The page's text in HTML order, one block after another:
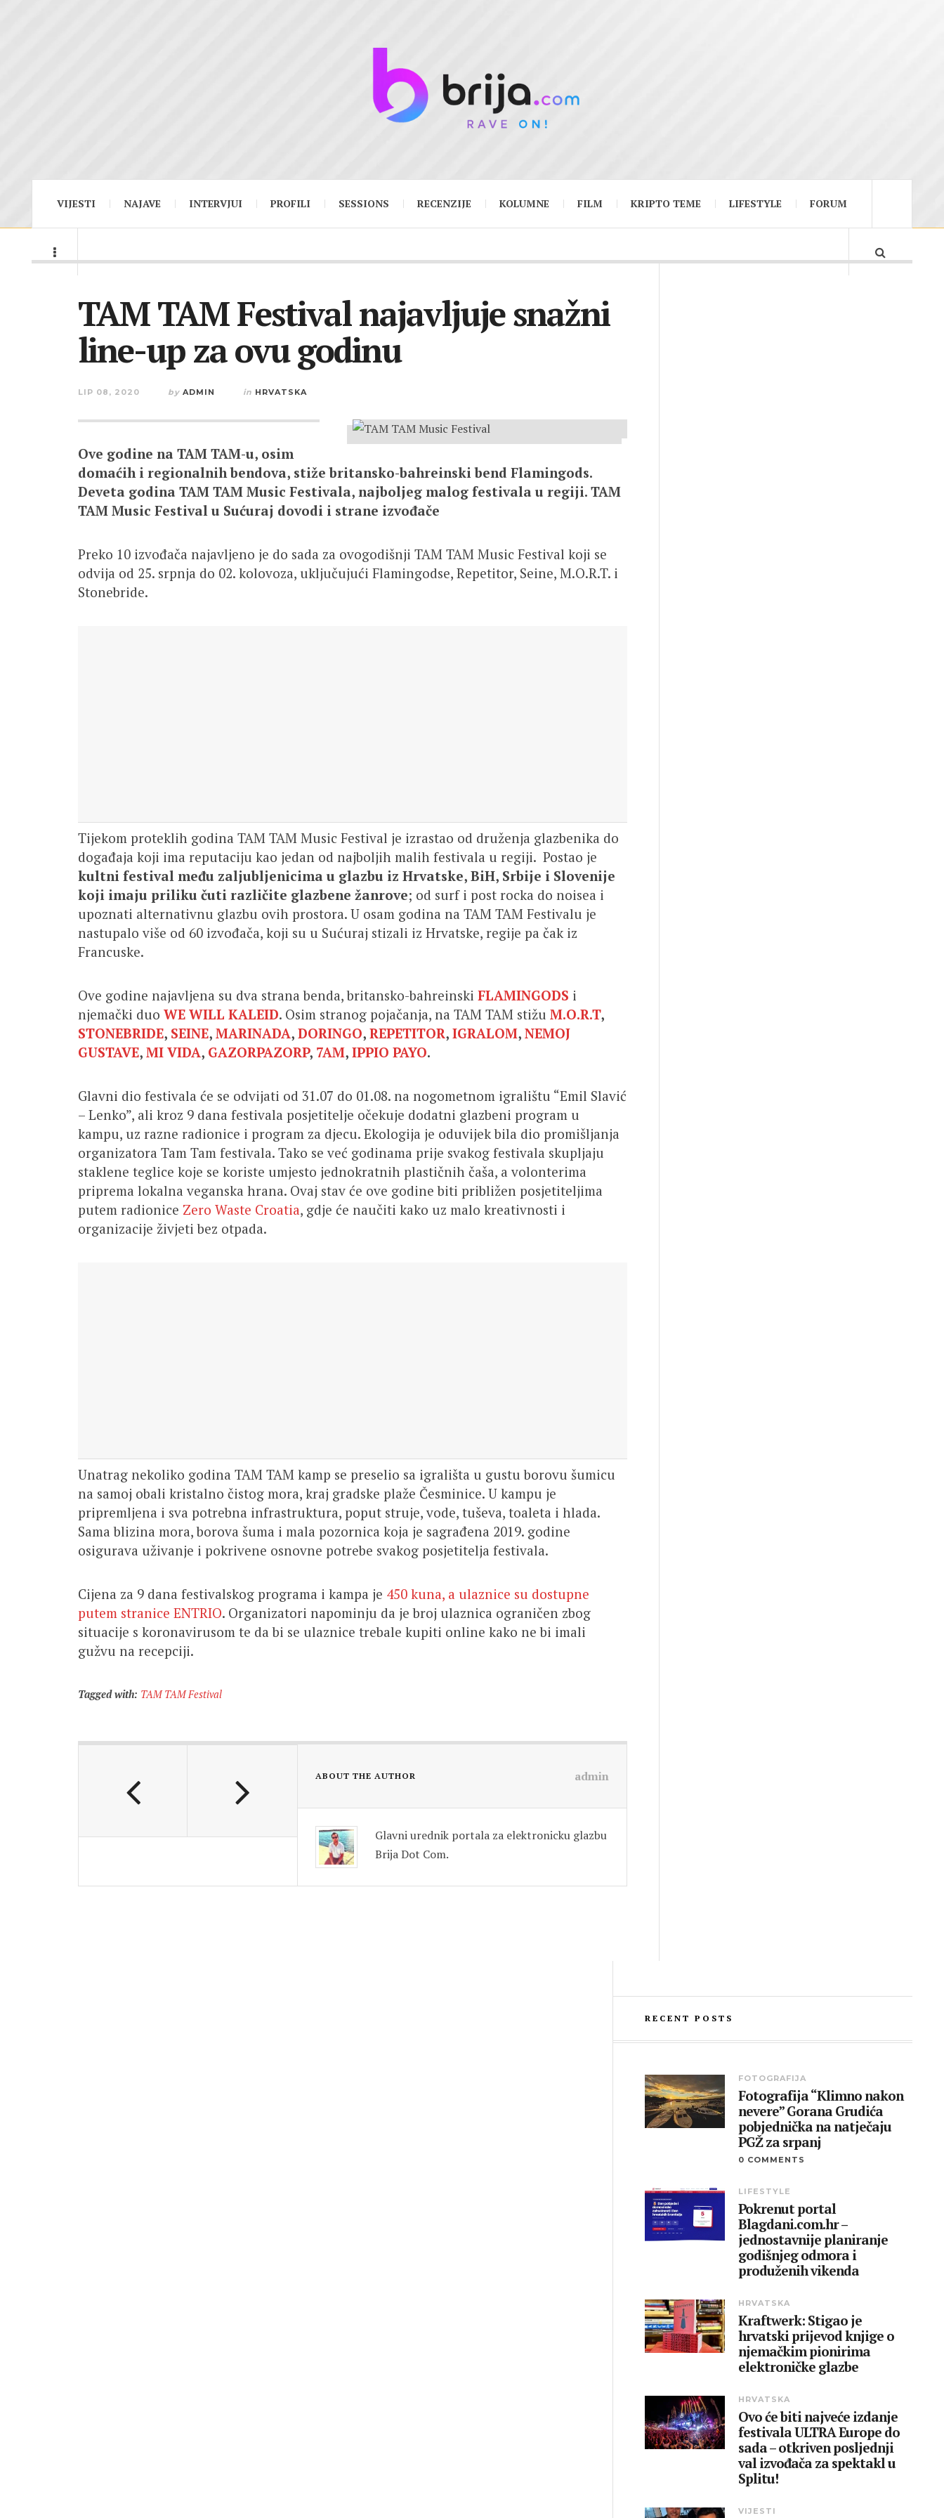
VIJESTI NAJAVE INTERVJUI PROFILI SESSIONS RECENZIJE KOLUMNE FILM KRIPTO TEME LIFESTYLE FORUM
TAM TAM Festival najavljuje snažni
line-up za ovu godinu
LIP 08, 2020 by ADMIN in HRVATSKA
Ove godine na TAM TAM-u, osim
domaćih i regionalnih bendova, stiže britansko-bahreinski bend Flamingods.
Deveta godina TAM TAM Music Festivala, najboljeg malog festivala u regiji. TAM
TAM Music Festival u Sućuraj dovodi i strane izvođače
Preko 10 izvođača najavljeno je do sada za ovogodišnji TAM TAM Music Festival koji se
odvija od 25. srpnja do 02. kolovoza, uključujući Flamingodse, Repetitor, Seine, M.O.R.T. i
Stonebride.
Tijekom proteklih godina TAM TAM Music Festival je izrastao od druženja glazbenika do
događaja koji ima reputaciju kao jedan od najboljih malih festivala u regiji. Postao je
kultni festival među zaljubljenicima u glazbu iz Hrvatske, BiH, Srbije i Slovenije
koji imaju priliku čuti različite glazbene žanrove; od surf i post rocka do noisea i
upoznati alternativnu glazbu ovih prostora. U osam godina na TAM TAM Festivalu je
nastupalo više od 60 izvođača, koji su u Sućuraj stizali iz Hrvatske, regije pa čak iz
Francuske.
Ove godine najavljena su dva strana benda, britansko-bahreinski FLAMINGODS i
njemački duo WE WILL KALEID. Osim stranog pojačanja, na TAM TAM stižu M.O.R.T,
STONEBRIDE, SEINE, MARINADA, DORINGO, REPETITOR, IGRALOM, NEMOJ
GUSTAVE, MI VIDA, GAZORPAZORP, 7AM, IPPIO PAYO.
Glavni dio festivala će se odvijati od 31.07 do 01.08. na nogometnom igralištu “Emil Slavić
– Lenko”, ali kroz 9 dana festivala posjetitelje očekuje dodatni glazbeni program u
kampu, uz razne radionice i program za djecu. Ekologija je oduvijek bila dio promišljanja
organizatora Tam Tam festivala. Tako se već godinama prije svakog festivala skupljaju
staklene teglice koje se koriste umjesto jednokratnih plastičnih čaša, a volonterima
priprema lokalna veganska hrana. Ovaj stav će ove godine biti približen posjetiteljima
putem radionice Zero Waste Croatia, gdje će naučiti kako uz malo kreativnosti i
organizacije živjeti bez otpada.
Unatrag nekoliko godina TAM TAM kamp se preselio sa igrališta u gustu borovu šumicu
na samoj obali kristalno čistog mora, kraj gradske plaže Česminice. U kampu je
pripremljena i sva potrebna infrastruktura, poput struje, vode, tuševa, toaleta i hlada.
Sama blizina mora, borova šuma i mala pozornica koja je sagrađena 2019. godine
osigurava uživanje i pokrivene osnovne potrebe svakog posjetitelja festivala.
Cijena za 9 dana festivalskog programa i kampa je 450 kuna, a ulaznice su dostupne
putem stranice ENTRIO. Organizatori napominju da je broj ulaznica ograničen zbog
situacije s koronavirusom te da bi se ulaznice trebale kupiti online kako ne bi imali
gužvu na recepciji.
Tagged with: TAM TAM Festival
ABOUT THE AUTHOR admin
Glavni urednik portala za elektronicku glazbu
Brija Dot Com.
RECENT POSTS
FOTOGRAFIJA
Fotografija “Klimno nakon
nevere” Gorana Grudića
pobjednička na natječaju
PGŽ za srpanj
0 COMMENTS
LIFESTYLE
Pokrenut portal
Blagdani.com.hr –
jednostavnije planiranje
godišnjeg odmora i
produženih vikenda
HRVATSKA
Kraftwerk: Stigao je
hrvatski prijevod knjige o
njemačkim pionirima
elektroničke glazbe
HRVATSKA
Ovo će biti najveće izdanje
festivala ULTRA Europe do
sada – otkriven posljednji
val izvođača za spektakl u
Splitu!
VIJESTI